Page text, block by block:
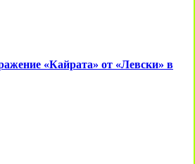
«Кайрата» от «Левски» в